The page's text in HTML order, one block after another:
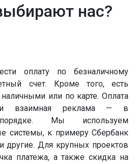
нас?
оплату по безналичному
счет. Кроме того, есть
или по карте. Оплата
и взаимная реклама — в
порядке. Мы используем
системы, к примеру Сбербанк
другие. Для крупных проектов
платежа, а также скидка на